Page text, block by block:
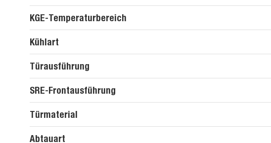
KGE-Temperaturbereich
Kühlart
Türausführung
SRE-Frontausführung
Türmaterial
Abtauart